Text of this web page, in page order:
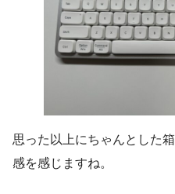
思った以上にちゃんとした
感を感じますね。